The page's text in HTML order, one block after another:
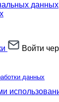
данных
Войти
данных